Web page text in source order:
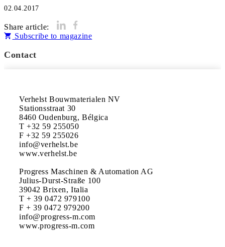
02.04.2017
Share article:
Subscribe to magazine
Contact
Verhelst Bouwmaterialen NV
Stationsstraat 30
8460 Oudenburg, Bélgica
T +32 59 255050
F +32 59 255026
info@verhelst.be
www.verhelst.be
Progress Maschinen & Automation AG
Julius-Durst-Straße 100
39042 Brixen, Italia
T + 39 0472 979100
F + 39 0472 979200
info@progress-m.com
www.progress-m.com